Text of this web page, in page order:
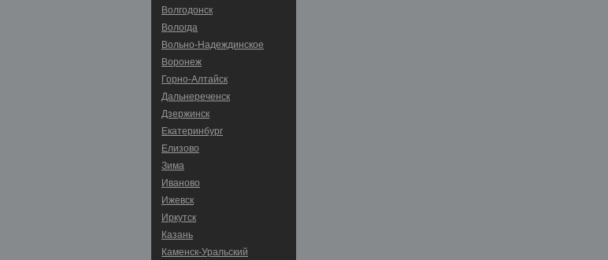
Волгодонск
Вологда
Вольно-Hадеждинское
Воронеж
Горно-Алтайск
Дальнереченск
Дзержинск
Екатеринбург
Елизово
Зима
Иваново
Ижевск
Иркутск
Казань
Каменск-Уральский